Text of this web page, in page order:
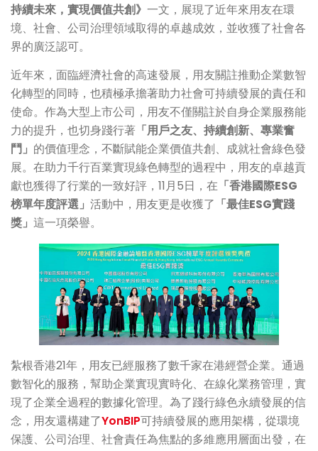
持續未來，實現價值共創》 一文，展現了近年來用友在環
境、社會、公司治理領域取得的卓越成效，並收獲了社會各
界的廣泛認可。
近年來，面臨經濟社會的高速發展，用友關註推動企業數智
化轉型的同時，也積極承擔著助力社會可持續發展的責任和
使命。作為大型上市公司，用友不僅關註於自身企業服務能
力的提升，也切身踐行著 「用戶之友、持續創新、專業奮
鬥」 的價值理念，不斷賦能企業價值共創、成就社會綠色發
展。在助力千行百業實現綠色轉型的過程中，用友的卓越貢
獻也獲得了行業的一致好評，11月5日，在 「香港國際ESG
榜單年度評選」 活動中，用友更是收獲了 「最佳ESG實踐
獎」 這一項榮譽。
紮根香港21年，用友已經服務了數千家在港經營企業。通過
數智化的服務，幫助企業實現實時化、在線化業務管理，實
現了企業全過程的數據化管理。為了踐行綠色永續發展的信
念，用友還構建了YonBIP可持續發展的應用架構，從環境
保護、公司治理、社會責任為焦點的多維應用層面出發，在